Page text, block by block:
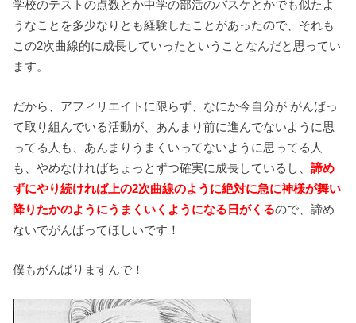
学校のテストの点数とか中学の部活のバスケとかでも似たよ
うなことを多少なりとも経験したことがあったので、それも
この2次曲線的に成長していったということなんだと思ってい
ます。
だから、アフィリエイトに限らず、なにか今自分が がんばっ
て取り組んでいる活動が、あんまり前に進んでないように思
ってる人も、あんまりうまくいってないように思ってる人
も、やめなければちょっとずつ確実に成長しているし、諦め
ずにやり続ければ上の2次曲線のように絶対に急に神様が舞い
降りたかのようにうまくいくようになる日がくるので、諦め
ないでがんばってほしいです！
僕もがんばりますんで！